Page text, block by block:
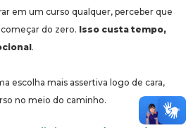
em um curso qualquer, perceber que
do zero. Isso custa tempo,
.
escolha mais assertiva logo de cara,
no meio do caminho.